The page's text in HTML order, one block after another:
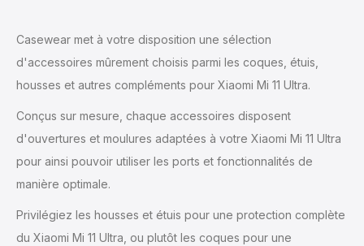
Casewear met à votre disposition une sélection
d'accessoires mûrement choisis parmi les coques, étuis,
housses et autres compléments pour Xiaomi Mi 11 Ultra.
Conçus sur mesure, chaque accessoires disposent
d'ouvertures et moulures adaptées à votre Xiaomi Mi 11 Ultra
pour ainsi pouvoir utiliser les ports et fonctionnalités de
manière optimale.
Privilégiez les housses et étuis pour une protection complète
du Xiaomi Mi 11 Ultra, ou plutôt les coques pour une